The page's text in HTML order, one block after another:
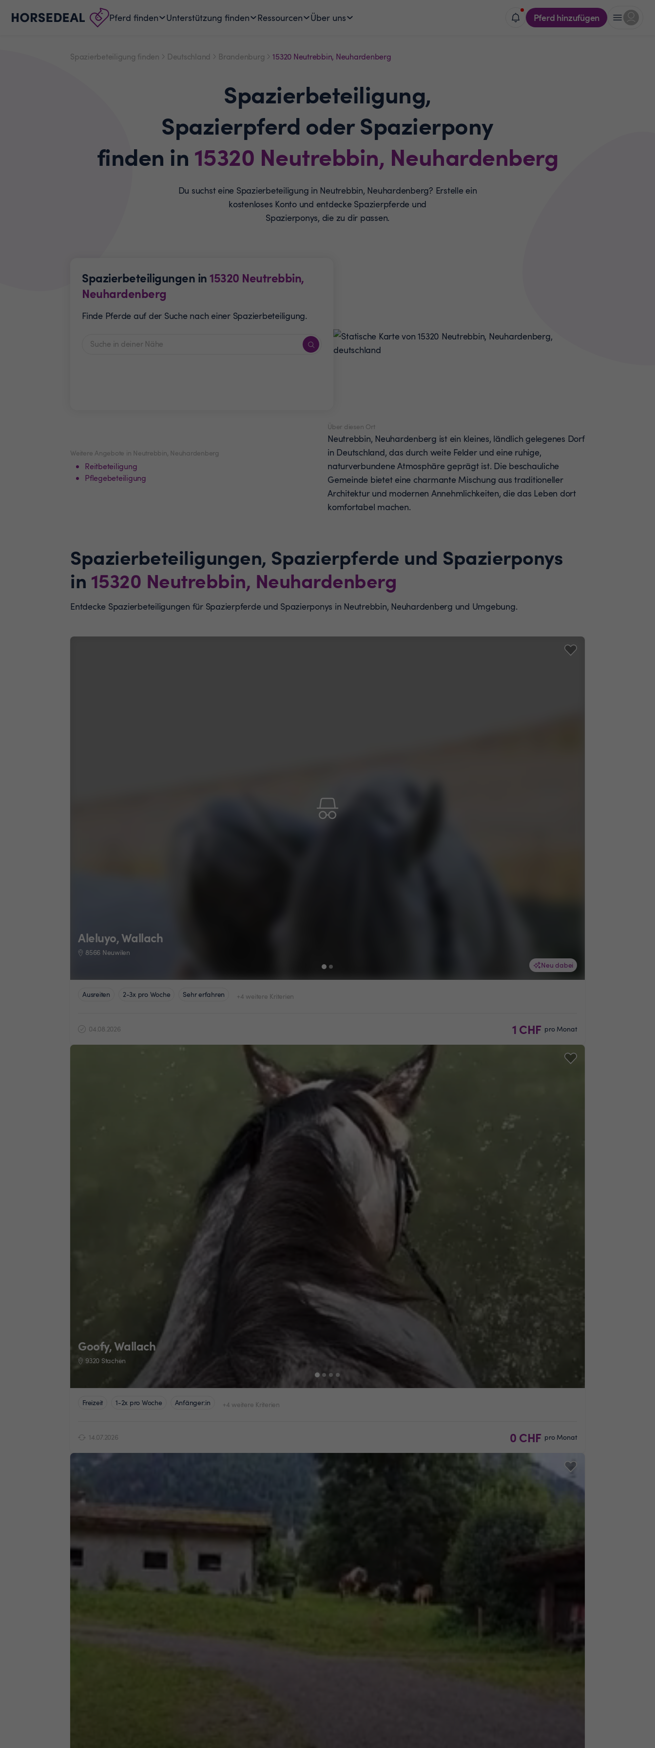
Pferd finden Unterstützung finden Ressourcen Über uns Pferd hinzufügen
Spazierbeteiligung finden Deutschland Brandenburg 15320 Neutrebbin, Neuhardenberg
Spazierbeteiligung,
Spazierpferd oder Spazierpony
finden in 15320 Neutrebbin, Neuhardenberg
Du suchst eine Spazierbeteiligung in Neutrebbin, Neuhardenberg? Erstelle ein
kostenloses Konto und entdecke Spazierpferde und
Spazierponys, die zu dir passen.
Spazierbeteiligungen in15320 Neutrebbin,
Neuhardenberg
Finde Pferde auf der Suche nach einer Spazierbeteiligung.
Weitere Angebote in Neutrebbin, Neuhardenberg
Reitbeteiligung
Pflegebeteiligung
Über diesen Ort
Neutrebbin, Neuhardenberg ist ein kleines, ländlich gelegenes Dorf
in Deutschland, das durch weite Felder und eine ruhige,
naturverbundene Atmosphäre geprägt ist. Die beschauliche
Gemeinde bietet eine charmante Mischung aus traditioneller
Architektur und modernen Annehmlichkeiten, die das Leben dort
komfortabel machen.
Spazierbeteiligungen, Spazierpferde und Spazierponys
in 15320 Neutrebbin, Neuhardenberg
Entdecke Spazierbeteiligungen für Spazierpferde und Spazierponys in Neutrebbin, Neuhardenberg und Umgebung.
Neu dabei
Aleluyo, Wallach
8566 Neuwilen
Ausreiten 2-3x pro Woche Sehr erfahren +4 weitere Kriterien
04.08.2026 1 CHF pro Monat
Goofy, Wallach
9320 Stachen
Freizeit 1-2x pro Woche Anfänger:in +4 weitere Kriterien
14.07.2026 0 CHF pro Monat